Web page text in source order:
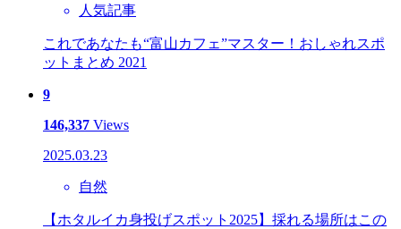
人気記事
これであなたも“富山カフェ”マスター！おしゃれスポ
ットまとめ 2021
9
146,337 Views
2025.03.23
自然
【ホタルイカ身投げスポット2025】採れる場所はこの